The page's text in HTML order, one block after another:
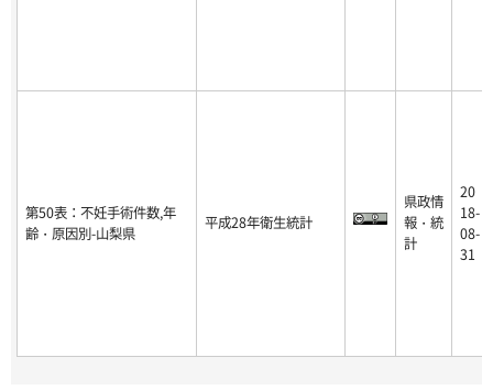
第50表：不妊手術件数,年
齢・原因別-山梨県
平成28年衛生統計
県政情
報・統
計
20
18-
08-
31